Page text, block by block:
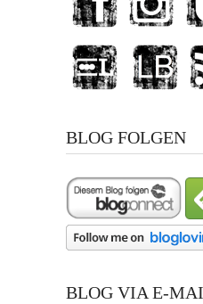
BLOG FOLGEN
BLOG VIA E-